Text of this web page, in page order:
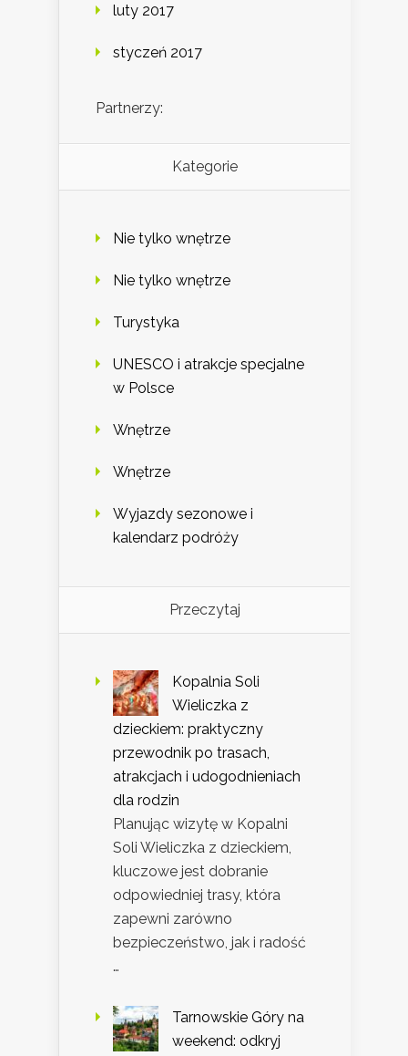
luty 2017
styczeń 2017
Partnerzy:
Kategorie
Nie tylko wnętrze
Nie tylko wnętrze
Turystyka
UNESCO i atrakcje specjalne
w Polsce
Wnętrze
Wnętrze
Wyjazdy sezonowe i
kalendarz podróży
Przeczytaj
Kopalnia Soli
Wieliczka z
dzieckiem: praktyczny
przewodnik po trasach,
atrakcjach i udogodnieniach
dla rodzin
Planując wizytę w Kopalni
Soli Wieliczka z dzieckiem,
kluczowe jest dobranie
odpowiedniej trasy, która
zapewni zarówno
bezpieczeństwo, jak i radość
…
Tarnowskie Góry na
weekend: odkryj